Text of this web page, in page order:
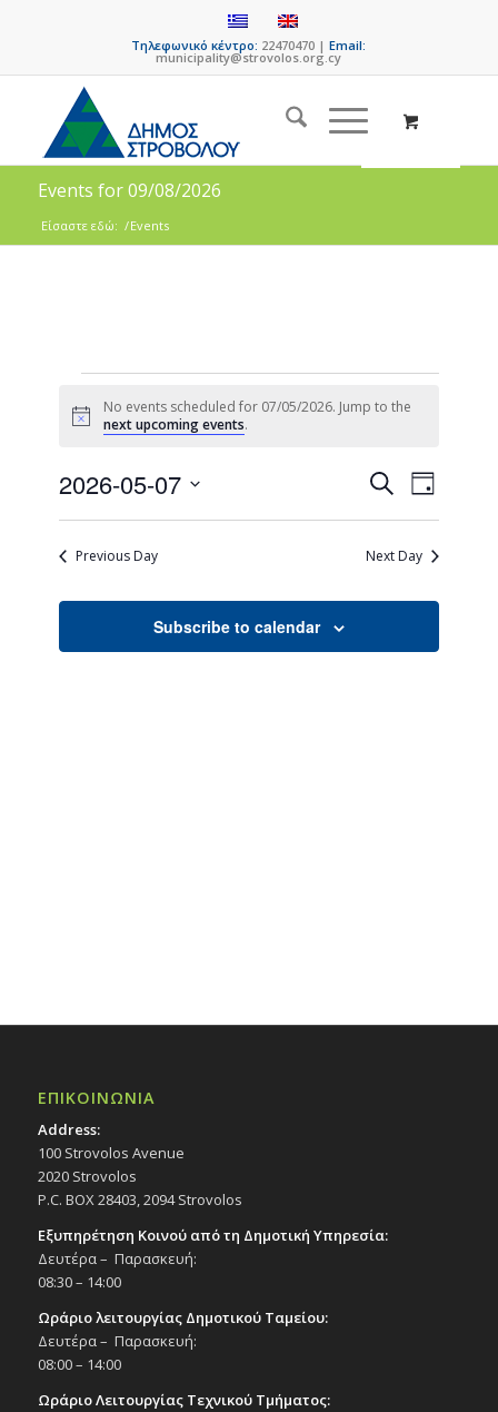
Τηλεφωνικό κέντρο: 22470470 |Email:
municipality@strovolos.org.cy
Events for 09/08/2026
Είσαστε εδώ: /Events
Notice
No events scheduled for 07/05/2026. Jump to the
next upcoming events.
Events
Search
and
SearchEvent
Views
Day
2026-05-07
Previous Day
Next Day
Subscribe to calendar
ΕΠΙΚΟΙΝΩΝΙΑ
Address:
100 Strovolos Avenue
2020 Strovolos
P.C. BOX 28403, 2094 Strovolos
Εξυπηρέτηση Κοινού από τη Δημοτική Υπηρεσία:
Δευτέρα – Παρασκευή:
08:30 – 14:00
Ωράριο λειτουργίας Δημοτικού Ταμείου:
Δευτέρα – Παρασκευή:
08:00 – 14:00
Ωράριο Λειτουργίας Τεχνικού Τμήματος: